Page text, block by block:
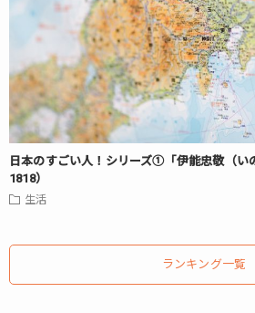
日本のすごい人！シリーズ①「伊能忠敬（い
1818）
生活
ランキング一覧